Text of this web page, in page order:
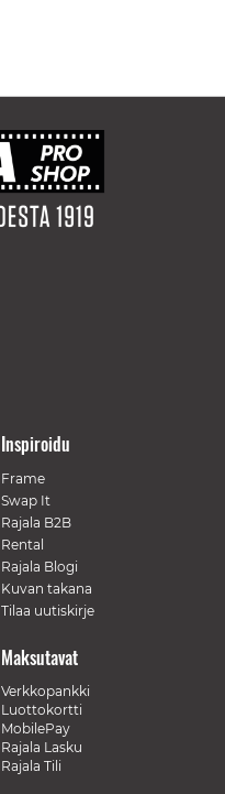
Inspiroidu
Frame
Swap It
Rajala B2B
Rental
Rajala Blogi
Kuvan takana
Tilaa uutiskirje
Maksutavat
Verkkopankki
Luottokortti
MobilePay
Rajala Lasku
Rajala Tili